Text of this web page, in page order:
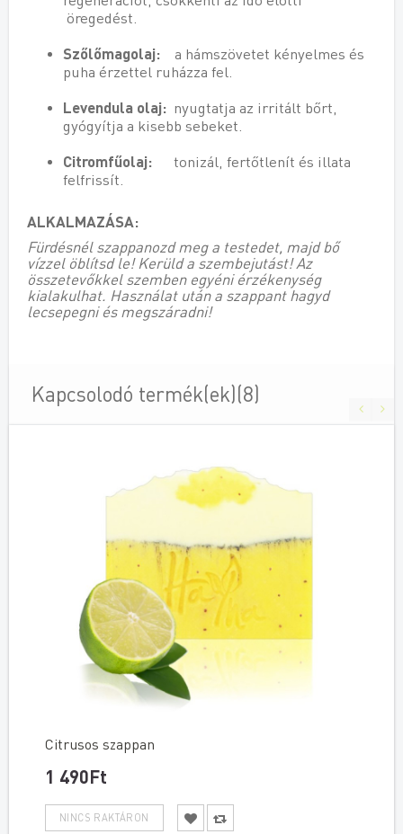
öregedést.
Szőlőmagolaj:
a hámszövetet kényelmes és
puha érzettel ruházza fel.
Levendula olaj: nyugtatja az irritált bőrt,
gyógyítja a kisebb sebeket.
Citromfűolaj: tonizál, fertőtlenít és illata
felfrissít.
ALKALMAZÁSA:
Fürdésnél szappanozd meg a testedet, majd bő
vízzel öblítsd le! Kerüld a szembejutást! Az
összetevőkkel szemben egyéni érzékenység
kialakulhat. Használat után a szappant hagyd
lecsepegni és megszáradni!
Kapcsolodó termék(ek)(8)
Citrusos szappan
1 490Ft